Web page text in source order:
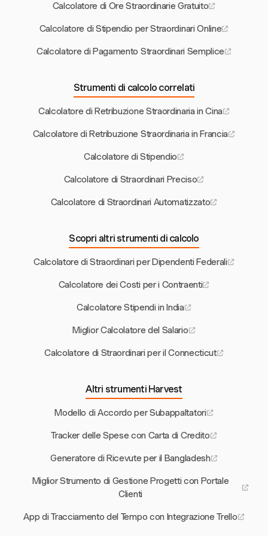
Calcolatore di Ore Straordinarie Gratuito
Calcolatore di Stipendio per Straordinari Online
Calcolatore di Pagamento Straordinari Semplice
Strumenti di calcolo correlati
Calcolatore di Retribuzione Straordinaria in Cina
Calcolatore di Retribuzione Straordinaria in Francia
Calcolatore di Stipendio
Calcolatore di Straordinari Preciso
Calcolatore di Straordinari Automatizzato
Scopri altri strumenti di calcolo
Calcolatore di Straordinari per Dipendenti Federali
Calcolatore dei Costi per i Contraenti
Calcolatore Stipendi in India
Miglior Calcolatore del Salario
Calcolatore di Straordinari per il Connecticut
Altri strumenti Harvest
Modello di Accordo per Subappaltatori
Tracker delle Spese con Carta di Credito
Generatore di Ricevute per il Bangladesh
Miglior Strumento di Gestione Progetti con Portale
Clienti
App di Tracciamento del Tempo con Integrazione Trello